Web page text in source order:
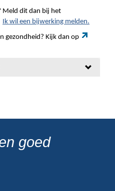
Meld dit dan bij het
Ik wil een bijwerking melden.
gezondheid? Kijk dan op
goed